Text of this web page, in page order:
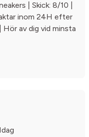
| Skick: 8/10 |
inom 24H efter
av dig vid minsta
Idag